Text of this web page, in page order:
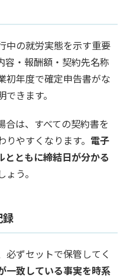
中の就労実態を示す重要
容・報酬額・契約先名称
初年度で確定申告書がな
きます。
合は、すべての契約書を
やすくなります。 電子
とともに締結日が分かる
う。
録
必ずセットで保管してく
一致している事実を時系